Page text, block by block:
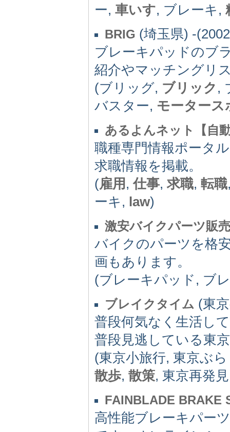
ー, 車いす, ブレーキ,
BRIG (埼玉県) -
ブレーキパッドのブ
紹介やマッチングリ
(ブリッグ, ブリック ,
バスター, モータース
あるよんネット【自
職種専門情報ポータ
求職情報を掲載。
(雇用 ,仕事,求職, 転職
ーキ, law)
激安バイクパーツ販
バイクのパーツを格
画もあります。
(ブレーキパッド, ブ
ブレイクタイム (東
普段何気なく生活し
普段見逃している東
(東京小旅行, 東京ぶ
散歩, 散策, 東京再発
FAINBLADE BRAKE
高性能ブレーキパー